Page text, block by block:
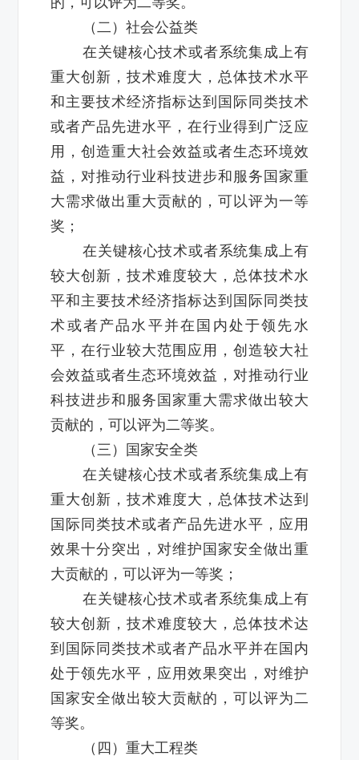
（二）社会公益类
在关键核心技术或者系统集成上有
重大创新，技术难度大，总体技术水平
和主要技术经济指标达到国际同类技术
或者产品先进水平，在行业得到广泛应
用，创造重大社会效益或者生态环境效
益，对推动行业科技进步和服务国家重
大需求做出重大贡献的，可以评为一等
奖；
在关键核心技术或者系统集成上有
较大创新，技术难度较大，总体技术水
平和主要技术经济指标达到国际同类技
术或者产品水平并在国内处于领先水
平，在行业较大范围应用，创造较大社
会效益或者生态环境效益，对推动行业
科技进步和服务国家重大需求做出较大
贡献的，可以评为二等奖。
（三）国家安全类
在关键核心技术或者系统集成上有
重大创新，技术难度大，总体技术达到
国际同类技术或者产品先进水平，应用
效果十分突出，对维护国家安全做出重
大贡献的，可以评为一等奖；
在关键核心技术或者系统集成上有
较大创新，技术难度较大，总体技术达
到国际同类技术或者产品水平并在国内
处于领先水平，应用效果突出，对维护
国家安全做出较大贡献的，可以评为二
等奖。
（四）重大工程类